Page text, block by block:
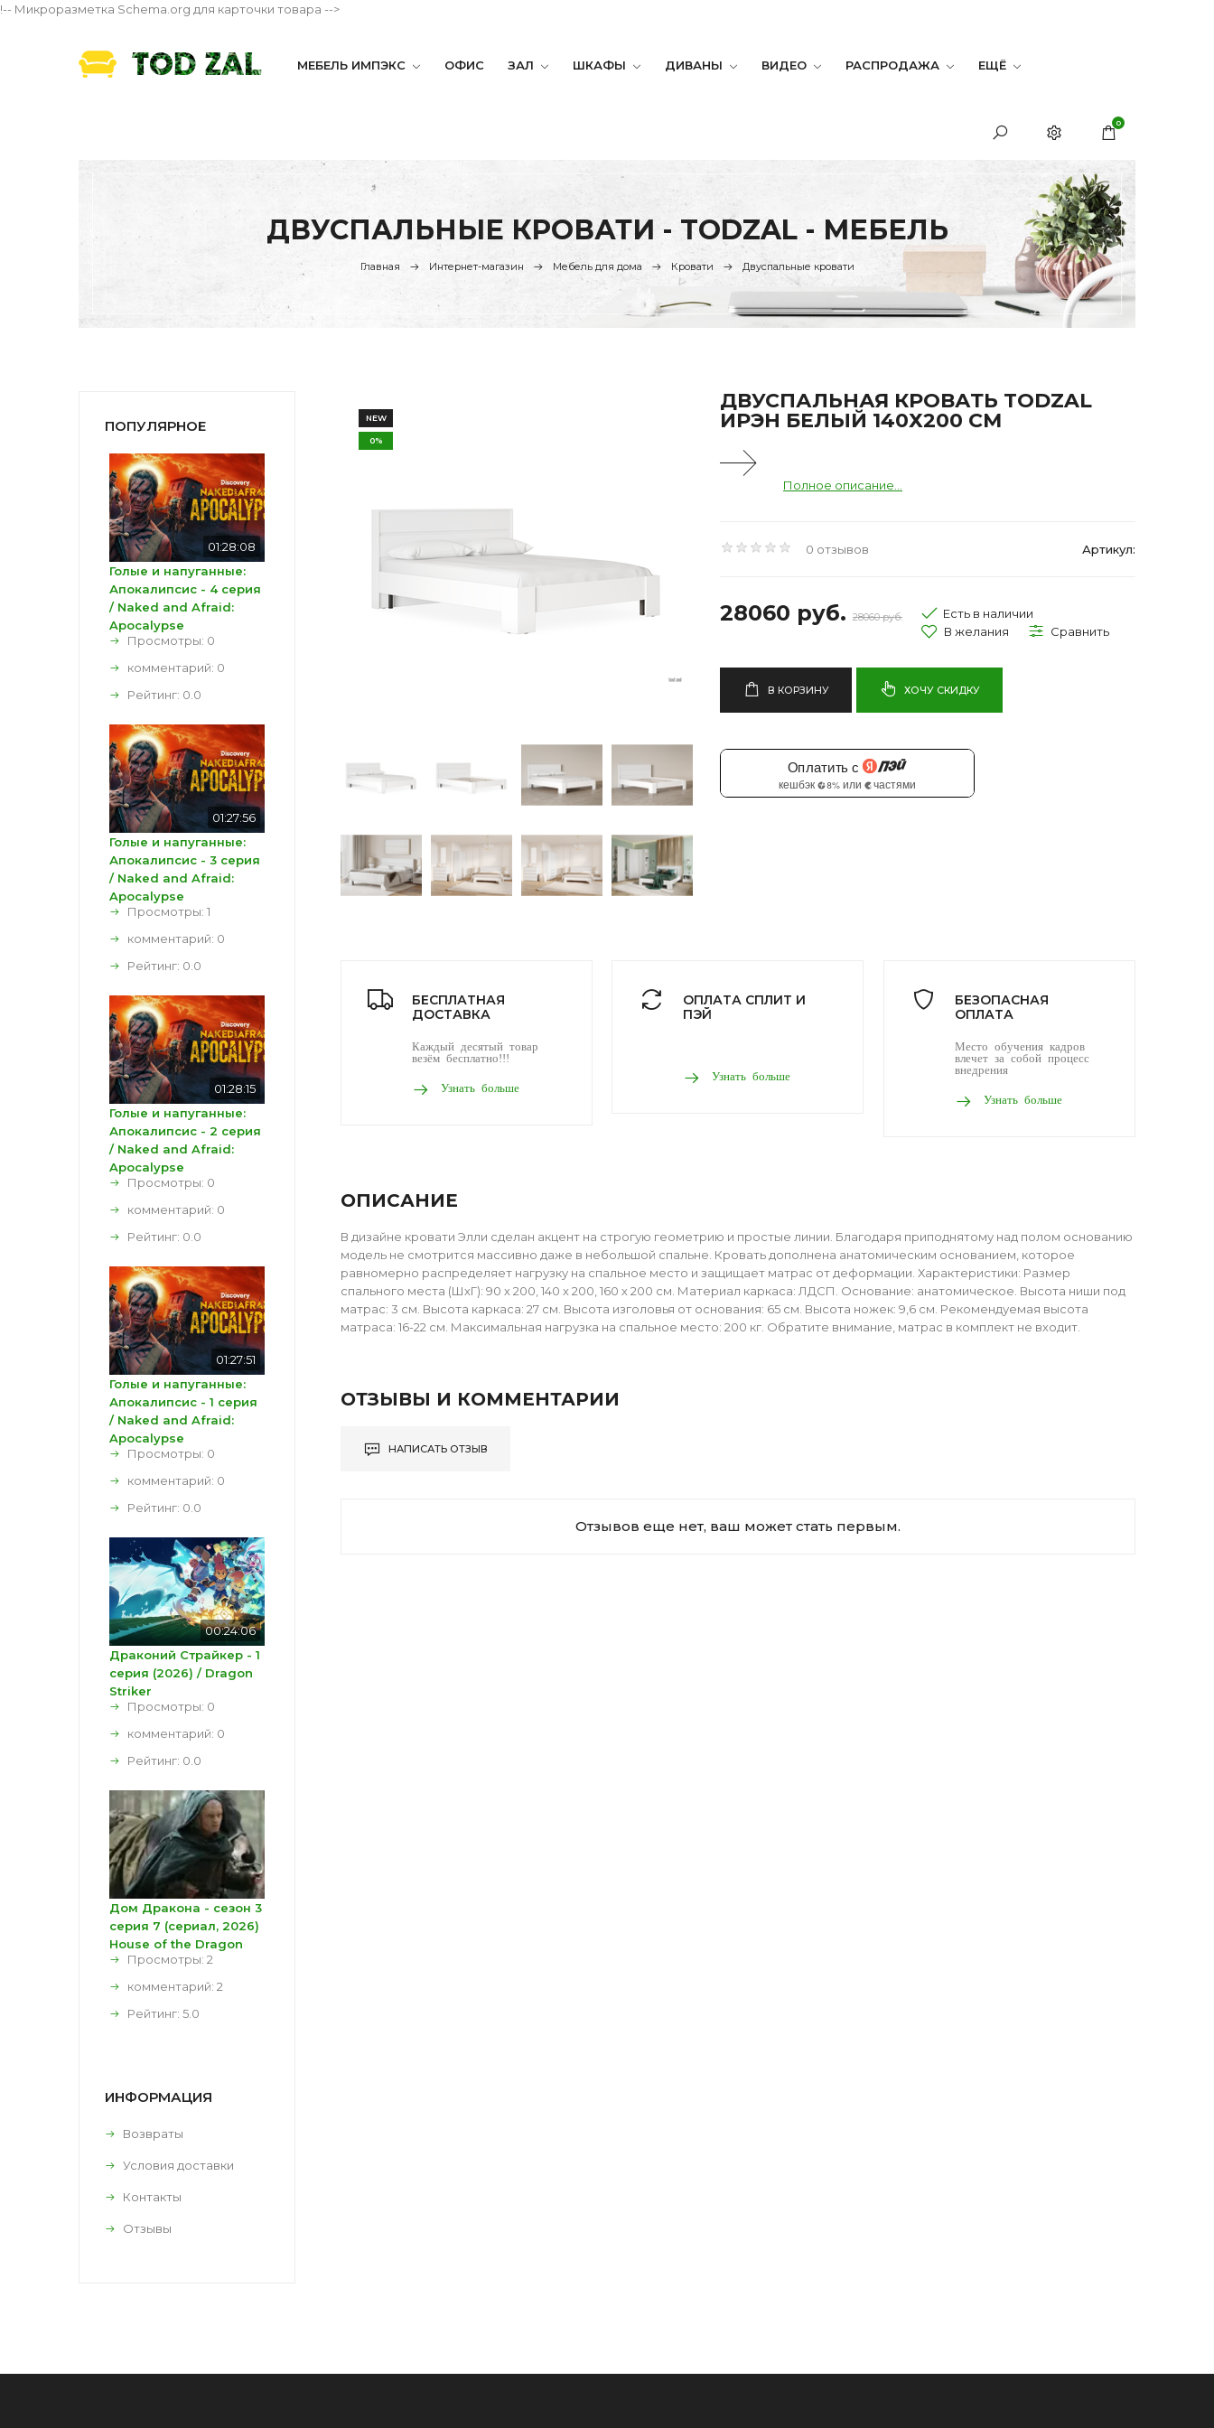
!-- Микроразметка Schema.org для карточки товара -->
МЕБЕЛЬ ИМПЭКС ОФИС ЗАЛ ШКАФЫ ДИВАНЫ ВИДЕО РАСПРОДАЖА ЕЩЁ
0
ДВУСПАЛЬНЫЕ КРОВАТИ - TODZAL - МЕБЕЛЬ
Главная Интернет-магазин Мебель для дома Кровати Двуспальные кровати
NEW
0%
ДВУСПАЛЬНАЯ КРОВАТЬ TODZAL
ИРЭН БЕЛЫЙ 140Х200 СМ
Полное описание...
0 отзывов Артикул:
28060 руб. 28060 руб. Есть в наличии
В КОРЗИНУ ХОЧУ СКИДКУ
БЕСПЛАТНАЯ
ДОСТАВКА
Каждый десятый товар
везём бесплатно!!!
Узнать больше
ОПЛАТА СПЛИТ И
ПЭЙ
Узнать больше
БЕЗОПАСНАЯ
ОПЛАТА
Место обучения кадров
влечет за собой процесс
внедрения
Узнать больше
ОПИСАНИЕ
В дизайне кровати Элли сделан акцент на строгую геометрию и простые линии. Благодаря приподнятому над полом основанию
модель не смотрится массивно даже в небольшой спальне. Кровать дополнена анатомическим основанием, которое
равномерно распределяет нагрузку на спальное место и защищает матрас от деформации. Характеристики: Размер
спального места (ШхГ): 90 х 200, 140 х 200, 160 х 200 см. Материал каркаса: ЛДСП. Основание: анатомическое. Высота ниши под
матрас: 3 см. Высота каркаса: 27 см. Высота изголовья от основания: 65 см. Высота ножек: 9,6 см. Рекомендуемая высота
матраса: 16-22 см. Максимальная нагрузка на спальное место: 200 кг. Обратите внимание, матрас в комплект не входит.
ОТЗЫВЫ И КОММЕНТАРИИ
НАПИСАТЬ ОТЗЫВ
Отзывов еще нет, ваш может стать первым.
ПОПУЛЯРНОЕ
01:28:08
Голые и напуганные:
Апокалипсис - 4 серия
/ Naked and Afraid:
Apocalypse
Просмотры: 0
комментарий: 0
Рейтинг: 0.0
01:27:56
Голые и напуганные:
Апокалипсис - 3 серия
/ Naked and Afraid:
Apocalypse
Просмотры: 1
комментарий: 0
Рейтинг: 0.0
01:28:15
Голые и напуганные:
Апокалипсис - 2 серия
/ Naked and Afraid:
Apocalypse
Просмотры: 0
комментарий: 0
Рейтинг: 0.0
01:27:51
Голые и напуганные:
Апокалипсис - 1 серия
/ Naked and Afraid:
Apocalypse
Просмотры: 0
комментарий: 0
Рейтинг: 0.0
00:24:06
Драконий Страйкер - 1
серия (2026) / Dragon
Striker
Просмотры: 0
комментарий: 0
Рейтинг: 0.0
Дом Дракона - сезон 3
серия 7 (сериал, 2026)
House of the Dragon
Просмотры: 2
комментарий: 2
Рейтинг: 5.0
ИНФОРМАЦИЯ
Возвраты
Условия доставки
Контакты
Отзывы